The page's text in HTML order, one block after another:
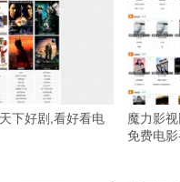
下好剧,看好看电
魔力影
免费电